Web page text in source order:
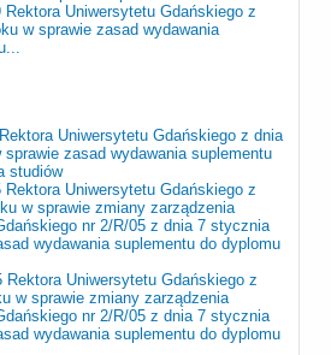
Uniwersytetu Gdańskiego z
w sprawie zasad wydawania
Uniwersytetu Gdańskiego z dnia
zasad wydawania suplementu
studiów
Rektora Uniwersytetu Gdańskiego z
w sprawie zmiany zarządzenia
nr 2/R/05 z dnia 7 stycznia
wydawania suplementu do dyplomu
Rektora Uniwersytetu Gdańskiego z
w sprawie zmiany zarządzenia
nr 2/R/05 z dnia 7 stycznia
wydawania suplementu do dyplomu